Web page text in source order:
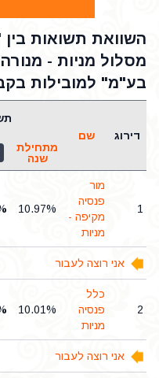
השוואת תשואות
מסלול מניות -
בע"מ" למובילות
דירוג שם
מתחילת
שנה
1
מור
פנסיה
מקיפה -
מניות
10.97%
אני רוצה לעבור
2
כלל
פנסיה
מניות
10.01%
אני רוצה לעבור